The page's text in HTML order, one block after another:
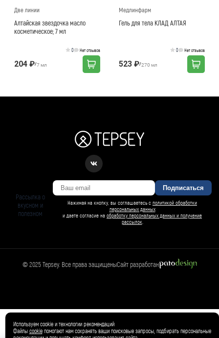
🛍️ Магазин
Товар добавлен в корзину ✓
Две линии
Алтайская звездочка масло
косметическое; 7 мл
0 Нет отзывов
204 ₽/7 мл
Медлинфарм
Гель для тела КЛАД АЛТАЯ
0 Нет отзывов
523 ₽/270 мл
Рассылка о
вкусном и
полезном
Подписаться
Нажимая на кнопку, вы соглашаетесь с политикой обработки
персональных данных
и даете согласие на обработку персональных данных и получение
рассылок
© 2025 Tepsey. Все права защищеныСайт разработан
Используем cookie и технологии рекомендаций
Файлы cookieпомогают нам сохранять ваши поисковые запросы, подбирать персональные
БАРСИ ИИ